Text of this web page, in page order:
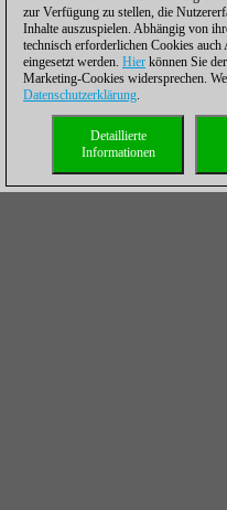
zur Verfügung zu stellen, die
Inhalte auszuspielen. Abhängig von
technisch erforderlichen Cookies
eingesetzt werden. Hier können Sie
Marketing-Cookies widersprechen.
Datenschutzerklärung.
Detaillierte
Informationen